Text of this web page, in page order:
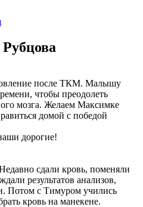
после ТКМ. Малышу
чтобы преодолеть
мозга. Желаем Максимке
домой с победой
дорогие!
сдали кровь, поменяли
результатов анализов,
Потом с Тимуром учились
кровь на манекене.